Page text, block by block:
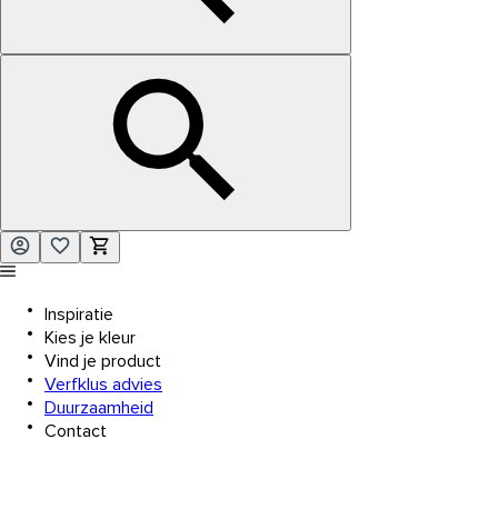
Inspiratie
Kies je kleur
Vind je product
Verfklus advies
Duurzaamheid
Contact